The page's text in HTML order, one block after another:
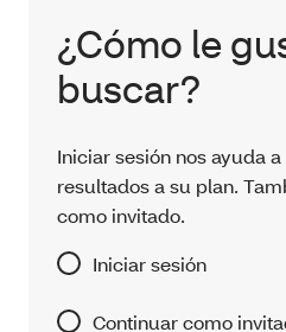
¿Cómo le
buscar?
Iniciar sesión nos ayuda
resultados a su plan.
como invitado.
Iniciar sesión
Continuar como